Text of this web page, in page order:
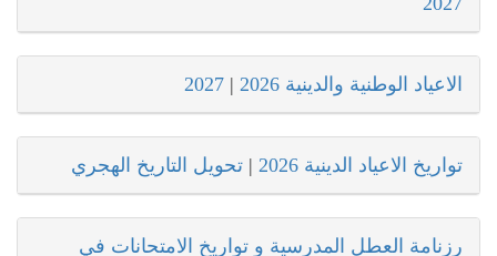
الاعياد الوطنية والدينية 2026 |
2027
تواريخ الاعياد الدينية 2026 | تحويل التاريخ الهجري
رزنامة العطل المدرسية و تواريخ الامتحانات في